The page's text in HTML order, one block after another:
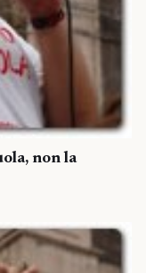
non la